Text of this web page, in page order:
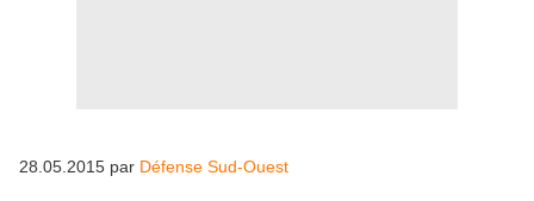
28.05.2015 par Défense Sud-Ouest